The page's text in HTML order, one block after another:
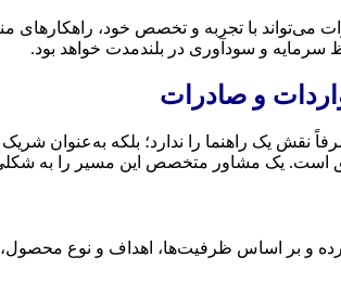
می‌تواند با تجربه و تخصص خود، راهکارهای
و سودآوری در بلندمدت خواهد بود.
و صادرات
یک راهنما را ندارد؛ بلکه به‌عنوان
است. یک مشاور متخصص این مسیر را به
بر اساس ظرفیت‌ها، اهداف و نوع محصول،